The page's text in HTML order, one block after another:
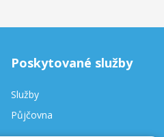
Poskytované služby
Služby
Půjčovna